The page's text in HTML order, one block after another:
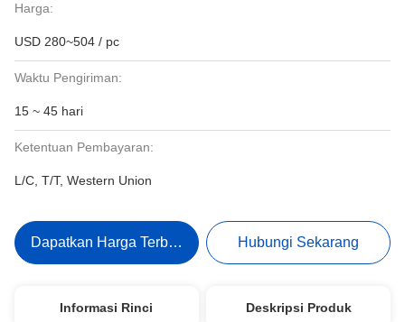
Harga:
USD 280~504 / pc
Waktu Pengiriman:
15 ~ 45 hari
Ketentuan Pembayaran:
L/C, T/T, Western Union
Dapatkan Harga Terbaik Hubungi Sekarang
Informasi Rinci Deskripsi Produk